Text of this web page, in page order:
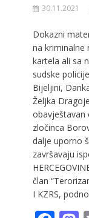
30.11.2021
Dokazni
na kriminalne
kartela ali sa
sudske
Bijeljini,
Željka
obavještavan
zločinca
dalje uporno
završavaju
član
I KZRS,